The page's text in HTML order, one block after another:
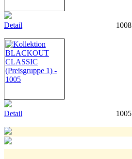
Detail 1008
Detail 1005